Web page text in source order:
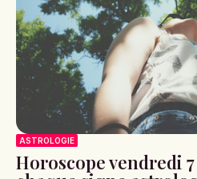
ASTROLOGIE
Horoscope vendredi